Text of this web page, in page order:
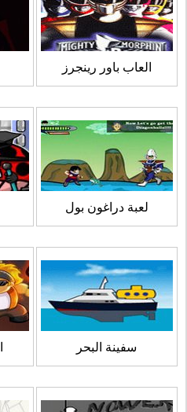
العاب باور رينجرز
لعبة دراغون بول
سفينة البحر